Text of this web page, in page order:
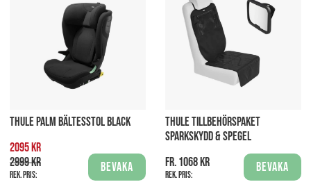
THULE PALM BÄLTESSTOL BLACK
2095 kr
2999 kr
Rek. pris:
Bevaka
THULE TILLBEHÖRSPAKET
SPARKSKYDD & SPEGEL
fr. 1068 kr
Rek. pris:
Bevaka